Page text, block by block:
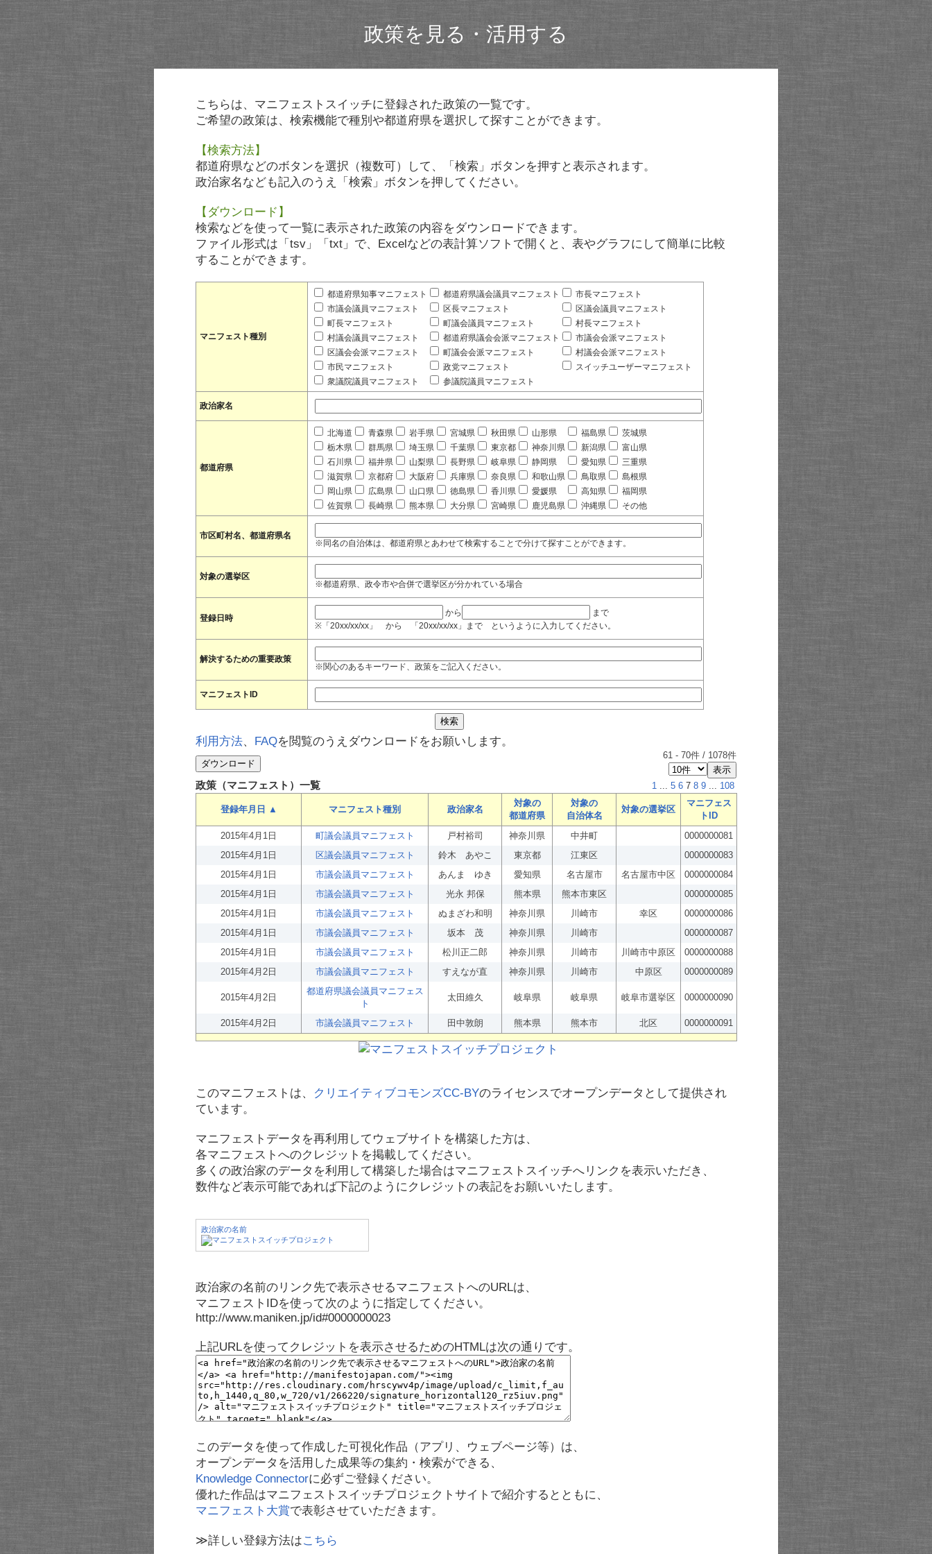
政策を見る・活用する
こちらは、マニフェストスイッチに登録された政策の一覧です。
ご希望の政策は、検索機能で種別や都道府県を選択して探すことができます。
【検索方法】
都道府県などのボタンを選択（複数可）して、「検索」ボタンを押すと表示されます。
政治家名なども記入のうえ「検索」ボタンを押してください。
【ダウンロード】
検索などを使って一覧に表示された政策の内容をダウンロードできます。
ファイル形式は「tsv」「txt」で、Excelなどの表計算ソフトで開くと、表やグラフにして簡単に比較
することができます。
マニフェスト種別
都道府県知事マニフェスト 都道府県議会議員マニフェスト
市長マニフェスト
市議会議員マニフェスト
区長マニフェスト
区議会議員マニフェスト
町長マニフェスト
町議会議員マニフェスト
村長マニフェスト
村議会議員マニフェスト
都道府県議会会派マニフェスト
市議会会派マニフェスト
区議会会派マニフェスト
町議会会派マニフェスト
村議会会派マニフェスト
市民マニフェスト
政党マニフェスト
スイッチユーザーマニフェスト
衆議院議員マニフェスト
参議院議員マニフェスト
政治家名
都道府県
北海道 青森県 岩手県 宮城県 秋田県 山形県 福島県
茨城県
栃木県
群馬県 埼玉県 千葉県 東京都 神奈川県 新潟県
富山県
石川県
福井県 山梨県 長野県 岐阜県 静岡県 愛知県
三重県
滋賀県
京都府 大阪府 兵庫県 奈良県 和歌山県 鳥取県
島根県
岡山県
広島県 山口県 徳島県 香川県 愛媛県 高知県
福岡県
佐賀県
長崎県 熊本県 大分県 宮崎県 鹿児島県 沖縄県 その他
市区町村名、都道府県名
※同名の自治体は、都道府県とあわせて検索することで分けて探すことができます。
対象の選挙区
※都道府県、政令市や合併で選挙区が分かれている場合
登録日時
から
まで
※「20xx/xx/xx」 から 「20xx/xx/xx」まで というように入力してください。
解決するための重要政策
※関心のあるキーワード、政策をご記入ください。
マニフェストID
利用方法、 FAQを閲覧のうえダウンロードをお願いします。
61 - 70件 / 1078件
政策（マニフェスト）一覧 1 ... 5 6 7 8 9 ... 108
登録年月日 ▲ マニフェスト種別 政治家名
対象の
都道府県
対象の
自治体名
対象の選挙区
マニフェス
トID
2015年4月1日
町議会議員マニフェスト 戸村裕司 神奈川県 中井町
0000000081
2015年4月1日
区議会議員マニフェスト 鈴木 あやこ 東京都 江東区
0000000083
2015年4月1日
市議会議員マニフェスト あんま ゆき 愛知県 名古屋市 名古屋市中区
0000000084
2015年4月1日
市議会議員マニフェスト 光永 邦保 熊本県 熊本市東区
0000000085
2015年4月1日
市議会議員マニフェスト ぬまざわ和明 神奈川県 川崎市 幸区
0000000086
2015年4月1日
市議会議員マニフェスト 坂本 茂 神奈川県 川崎市
0000000087
2015年4月1日
市議会議員マニフェスト 松川正二郎 神奈川県 川崎市 川崎市中原区
0000000088
2015年4月2日
市議会議員マニフェスト すえなが直 神奈川県 川崎市 中原区 0000000089
2015年4月2日
都道府県議会議員マニフェス
ト
太田維久 岐阜県 岐阜県 岐阜市選挙区 0000000090
2015年4月2日 市議会議員マニフェスト 田中敦朗 熊本県 熊本市 北区 0000000091
このマニフェストは、 クリエイティブコモンズCC-BYのライセンスでオープンデータとして提供され
ています。
マニフェストデータを再利用してウェブサイトを構築した方は、
各マニフェストへのクレジットを掲載してください。
多くの政治家のデータを利用して構築した場合はマニフェストスイッチへリンクを表示いただき、
数件など表示可能であれば下記のようにクレジットの表記をお願いいたします。
政治家の名前
政治家の名前のリンク先で表示させるマニフェストへのURLは、
マニフェストIDを使って次のように指定してください。
http://www.maniken.jp/id#0000000023
上記URLを使ってクレジットを表示させるためのHTMLは次の通りです。
このデータを使って作成した可視化作品（アプリ、ウェブページ等）は、
オープンデータを活用した成果等の集約・検索ができる、
Knowledge Connectorに必ずご登録ください。
優れた作品はマニフェストスイッチプロジェクトサイトで紹介するとともに、
マニフェスト大賞で表彰させていただきます。
≫詳しい登録方法はこちら